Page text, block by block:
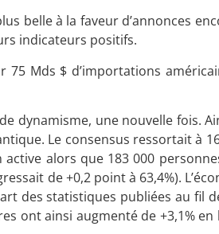
belle à la faveur d’annonces
indicateurs positifs.
Mds $ d’importations
dynamisme, une nouvelle fois.
Le consensus ressortait à
alors que 183 000
de +0,2 point à 63,4%).
des statistiques publiées au fil
ont ainsi augmenté de +3,1% en